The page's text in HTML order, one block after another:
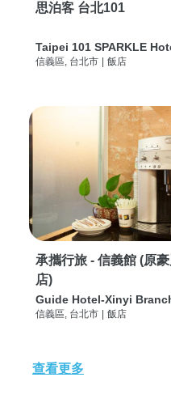
思泊客 台北101
Taipei 101 SPARKLE
信義區, 台北市 飯店
承攜行旅 - 信義館 (原
店)
Guide Hotel-Xinyi
信義區, 台北市 | 飯店
查看更多